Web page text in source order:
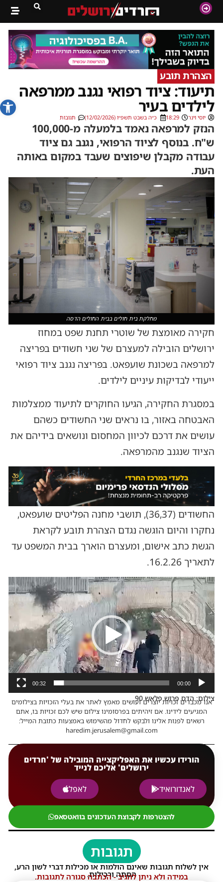
פתח
הצהרת תובע
תיעוד: ציוד רפואי נגנב ממרפאה
לילדים בעיר
יוסי וינר 18:29 כ״ה בשבט תשפ״ו (12/02/2026) תגובות
הנזק למרפאה נאמד בלמעלה מ-100,000
ש"ח. בנוסף לציוד הרפואי, נגנב גם ציוד
עבודה מקבלן שיפוצים שעבד במקום באותה
העת.
מחלקת בית חולים בבית החולים הדסה
חקירה מאומצת של שוטרי תחנת שפט במחוז
ירושלים הובילה למעצרם של שני חשודים בפריצה
למרפאה בשכונת שועפאט. בפריצה נגנב ציוד רפואי
ייעודי לבדיקות עיניים לילדים.
במסגרת החקירה, הגיעו החוקרים לתיעוד ממצלמות
האבטחה באזור, בו נראים שני החשודים כשהם
עושים את דרכם לכיוון המחסום ונושאים בידיהם את
הציוד שנגנב מהמרפאה.
החשודים (36,37), תושבי מחנה הפליטים שועפאט,
נחקרו והיום הוגשה נגדם הצהרת תובע לקראת
הגשת כתב אישום, ומעצרם הוארך בבית המשפט עד
לתאריך 16.2.26.
נגן
וידאו
00:00
00:32
צילום: הדס פרוש פלאש 90
אנו מכבדים זכויות יוצרים ועושים מאמץ לאתר את בעלי הזכויות בצילומים
המגיעים לידינו. אם זיהיתים בפרסומינו צילום שיש לכם זכויות בו, אתם
רשאים לפנות אלינו ולבקש לחדול מהשימוש באמצעות כתובת המייל:
haredim.jerusalem@gmail.com
הורידו עכשיו את האפליקצייה המובילה של 'חרדים
ירושלים' אליכם לנייד
לאנדורואיד
לאפל
להצטרפות לקבוצת העדכונים בוואטסאפ
תגובות
אין לשלוח תגובות שאינם הולמות או מכילות דברי לשון הרע,
הסתה ורכילות.
במידה ולא ניתן להגיב - הכתבה סגורה לתגובות.